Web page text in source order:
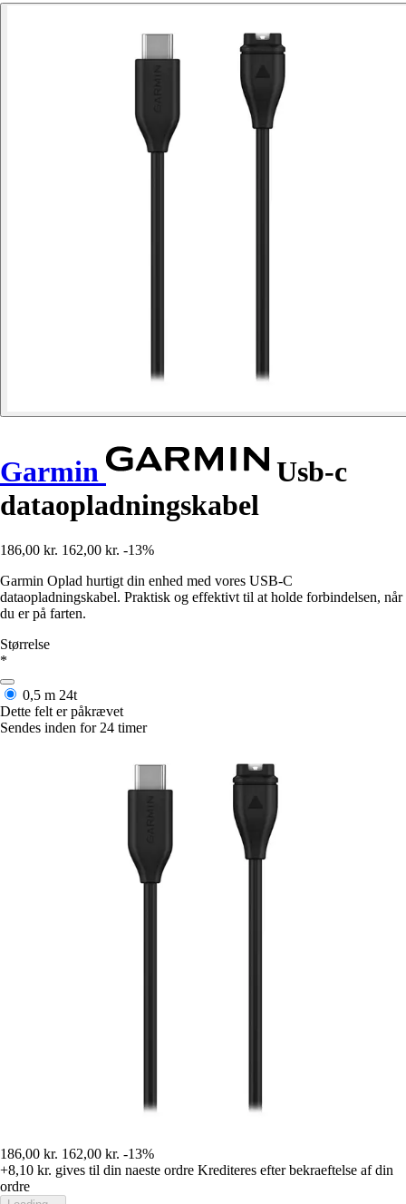
Garmin
Usb-c
dataopladningskabel
186,00 kr. 162,00 kr. -13%
Garmin Oplad hurtigt din enhed med vores USB-C
dataopladningskabel. Praktisk og effektivt til at holde forbindelsen, når
du er på farten.
Størrelse
*
0,5 m 24t
Dette felt er påkrævet
Sendes inden for 24 timer
186,00 kr. 162,00 kr. -13%
+8,10 kr. gives til din naeste ordre Krediteres efter bekraeftelse af din
ordre